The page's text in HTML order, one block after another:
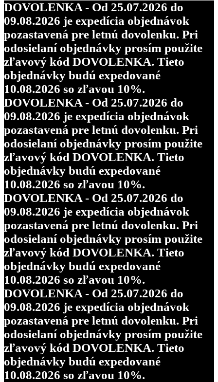
DOVOLENKA - Od 25.07.2026 do
09.08.2026 je expedícia objednávok
pozastavená pre letnú dovolenku. Pri
odosielaní objednávky prosím použite
zľavový kód DOVOLENKA. Tieto
objednávky budú expedované
10.08.2026 so zľavou 10%.
DOVOLENKA - Od 25.07.2026 do
09.08.2026 je expedícia objednávok
pozastavená pre letnú dovolenku. Pri
odosielaní objednávky prosím použite
zľavový kód DOVOLENKA. Tieto
objednávky budú expedované
10.08.2026 so zľavou 10%.
DOVOLENKA - Od 25.07.2026 do
09.08.2026 je expedícia objednávok
pozastavená pre letnú dovolenku. Pri
odosielaní objednávky prosím použite
zľavový kód DOVOLENKA. Tieto
objednávky budú expedované
10.08.2026 so zľavou 10%.
DOVOLENKA - Od 25.07.2026 do
09.08.2026 je expedícia objednávok
pozastavená pre letnú dovolenku. Pri
odosielaní objednávky prosím použite
zľavový kód DOVOLENKA. Tieto
objednávky budú expedované
10.08.2026 so zľavou 10%.